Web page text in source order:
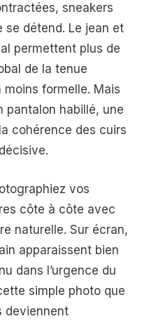
sneakers
se détend. Le jean et
permettent plus de
de la tenue
formelle. Mais
pantalon habillé, une
cohérence des cuirs
vos
côte à côte avec
naturelle. Sur écran,
apparaissent bien
dans l’urgence du
simple photo que
deviennent